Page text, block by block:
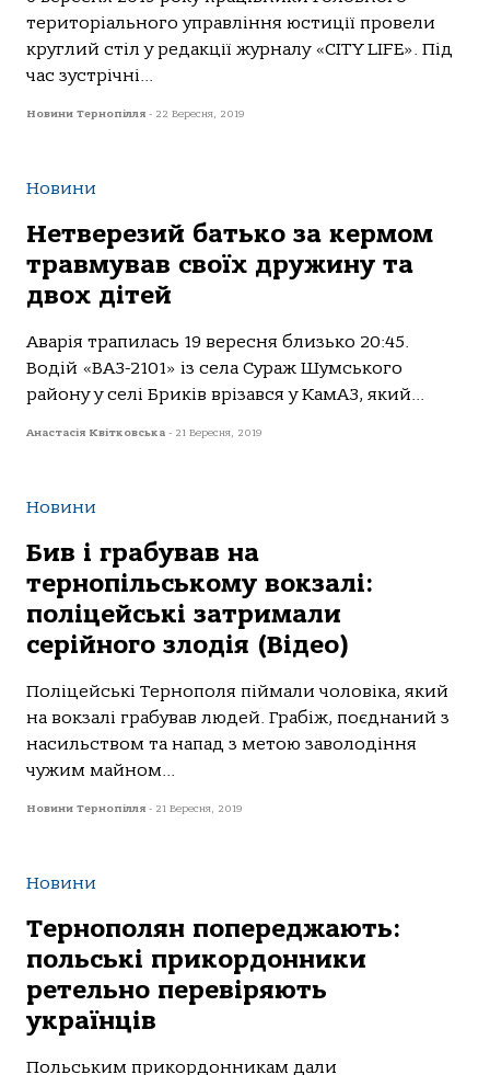
територіального управління юстиції провели
круглий стіл у редакції журналу «CITY LIFE». Під
час зустрічні...
Новини Тернопілля - 22 Вересня, 2019
Новини
Нетверезий батько за кермом
травмував своїх дружину та
двох дітей
Аварія трапилась 19 вересня близько 20:45.
Водій «ВАЗ-2101» із села Сураж Шумського
району у селі Бриків врізався у КамАЗ, який...
Анастасія Квітковська - 21 Вересня, 2019
Новини
Бив і грабував на
тернопільському вокзалі:
поліцейські затримали
серійного злодія (Відео)
Поліцейські Тернополя піймали чоловіка, який
на вокзалі грабував людей. Грабіж, поєднаний з
насильством та напад з метою заволодіння
чужим майном...
Новини Тернопілля - 21 Вересня, 2019
Новини
Тернополян попереджають:
польські прикордонники
ретельно перевіряють
українців
Польським прикордонникам дали